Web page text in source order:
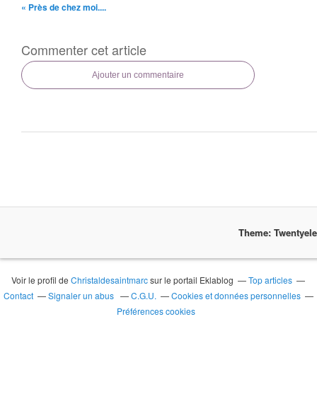
« Près de chez moi....
Commenter cet article
Ajouter un commentaire
Theme:
Voir le profil deChristaldesaintmarcsur le portail Eklablog
Top articles
Contact
Signaler un abus C.G.U.
Cookies et données personnelles
Préférences cookies